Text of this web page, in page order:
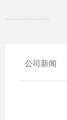
公司新闻